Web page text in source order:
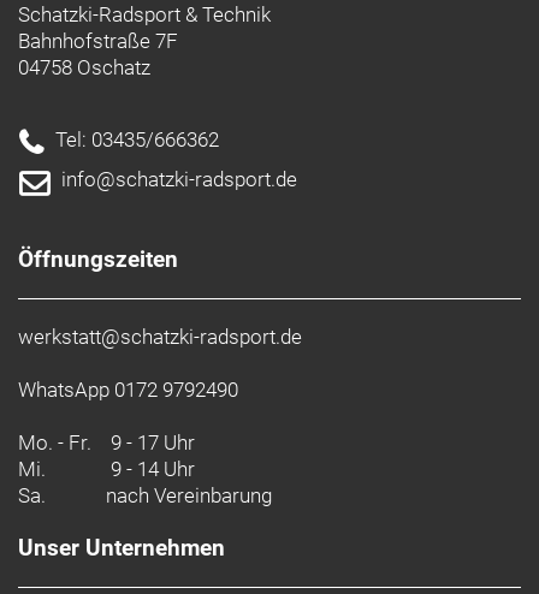
Schatzki-Radsport & Technik
Bahnhofstraße 7F
04758 Oschatz
Tel: 03435/666362
info@schatzki-radsport.de
Öffnungszeiten
werkstatt@schatzki-radsport.de
WhatsApp 0172 9792490
Mo. - Fr. 9 - 17 Uhr
Mi.
9 - 14 Uhr
Sa.
nach Vereinbarung
Unser Unternehmen